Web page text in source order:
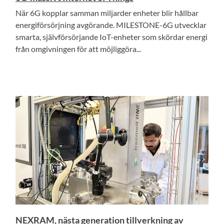
När 6G kopplar samman miljarder enheter blir hållbar
energiförsörjning avgörande. MILESTONE-6G utvecklar
smarta, självförsörjande IoT-enheter som skördar energi
från omgivningen för att möjliggöra...
NEXRAM, nästa generation tillverkning av